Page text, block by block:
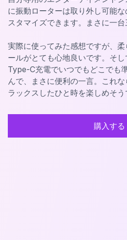
に振動ローターは取り外し可能
スタマイズできます。まさに一台
実際に使ってみた感想ですが、
ールがとても心地良いです。そし
Type-C充電でいつでもどこでも
んで、まさに便利の一言。これ
ラックスしたひと時を楽しめそう
購入する